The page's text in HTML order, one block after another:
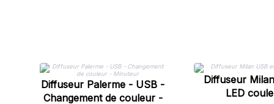
Diffuseur Palerme - USB -
Changement de couleur -
Diffuseur
LED